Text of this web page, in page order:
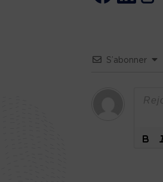
S’abonner